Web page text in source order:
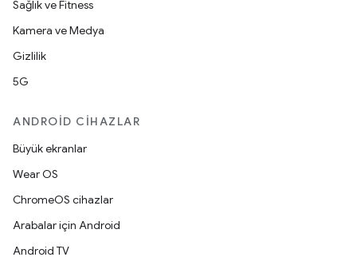
Sağlık ve Fitness
Kamera ve Medya
Gizlilik
5G
ANDROID CIHAZLAR
Büyük ekranlar
Wear OS
ChromeOS cihazlar
Arabalar için Android
Android TV